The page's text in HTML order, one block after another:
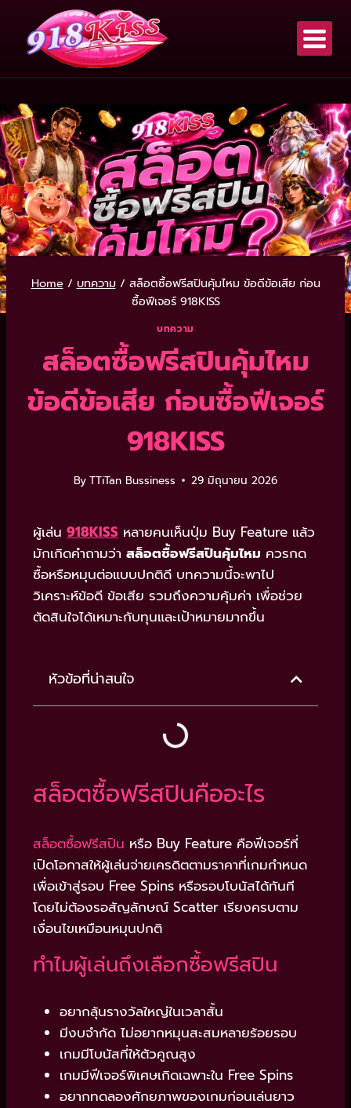
Home / บทความ / สล็อตซื้อฟรีสปินคุ้มไหม ข้อดีข้อเสีย ก่อน
ซื้อฟีเจอร์ 918KISS
บทความ
สล็อตซื้อฟรีสปินคุ้มไหม
ข้อดีข้อเสีย ก่อนซื้อฟีเจอร์
918KISS
ByTTiTan Bussiness 29 มิถุนายน 2026
ผู้เล่น 918KISS หลายคนเห็นปุ่ม Buy Feature แล้ว
มักเกิดคำถามว่า สล็อตซื้อฟรีสปินคุ้มไหม ควรกด
ซื้อหรือหมุนต่อแบบปกติดี บทความนี้จะพาไป
วิเคราะห์ข้อดี ข้อเสีย รวมถึงความคุ้มค่า เพื่อช่วย
ตัดสินใจได้เหมาะกับทุนและเป้าหมายมากขึ้น
หัวข้อที่น่าสนใจ
สล็อตซื้อฟรีสปินคืออะไร
สล็อตซื้อฟรีสปิน หรือ Buy Feature คือฟีเจอร์ที่
เปิดโอกาสให้ผู้เล่นจ่ายเครดิตตามราคาที่เกมกำหนด
เพื่อเข้าสู่รอบ Free Spins หรือรอบโบนัสได้ทันที
โดยไม่ต้องรอสัญลักษณ์ Scatter เรียงครบตาม
เงื่อนไขเหมือนหมุนปกติ
ทำไมผู้เล่นถึงเลือกซื้อฟรีสปิน
อยากลุ้นรางวัลใหญ่ในเวลาสั้น
มีงบจำกัด ไม่อยากหมุนสะสมหลายร้อยรอบ
เกมมีโบนัสที่ให้ตัวคูณสูง
เกมมีฟีเจอร์พิเศษเกิดเฉพาะใน Free Spins
อยากทดลองศักยภาพของเกมก่อนเล่นยาว